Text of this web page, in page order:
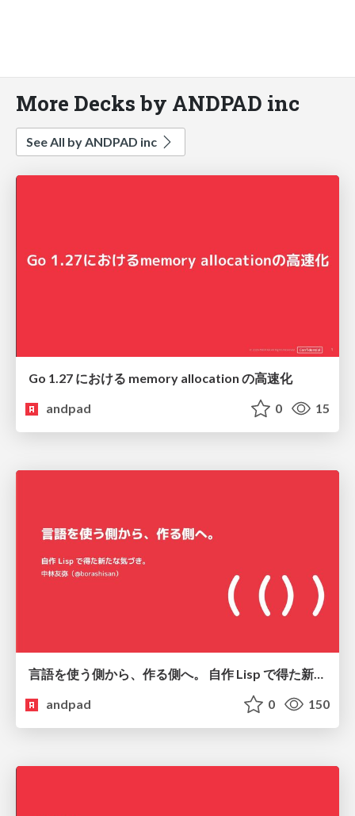
More Decks by ANDPAD inc
See All by ANDPAD inc
Go 1.27 における memory allocation の高速化
andpad
0 15
andpad
0 150